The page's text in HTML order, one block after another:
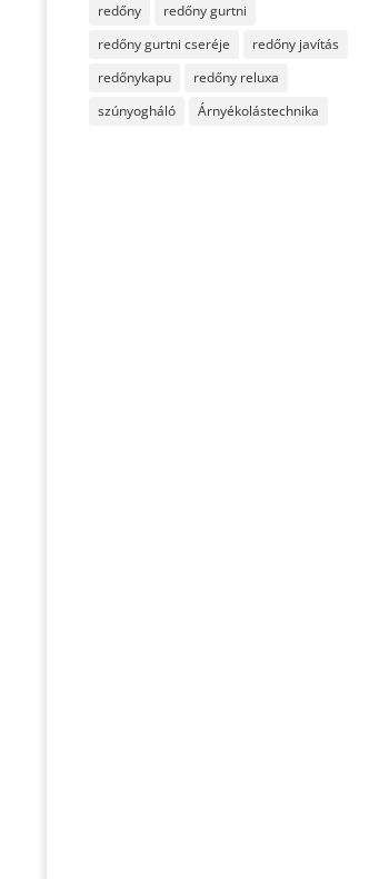
redőny
redőny gurtni
redőny gurtni cseréje
redőny javítás
redőnykapu
redőny reluxa
szúnyogháló
Árnyékolástechnika